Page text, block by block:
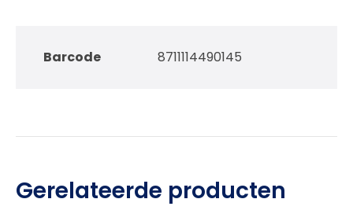
Barcode 8711114490145
Gerelateerde producten